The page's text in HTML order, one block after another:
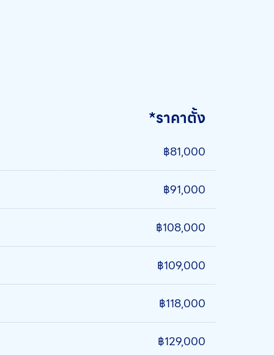
*ราคาตั้ง
฿81,000
฿91,000
฿108,000
฿109,000
฿118,000
฿129,000